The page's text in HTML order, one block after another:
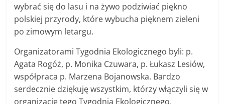
wybrać się do lasu i na żywo podziwiać piękno
polskiej przyrody, które wybucha pięknem zieleni
po zimowym letargu.
Organizatorami Tygodnia Ekologicznego byli: p.
Agata Rogóż, p. Monika Czuwara, p. Łukasz Lesiów,
współpraca p. Marzena Bojanowska. Bardzo
serdecznie dziękuję wszystkim, którzy włączyli się w
organizację tego Tygodnia Ekologicznego.